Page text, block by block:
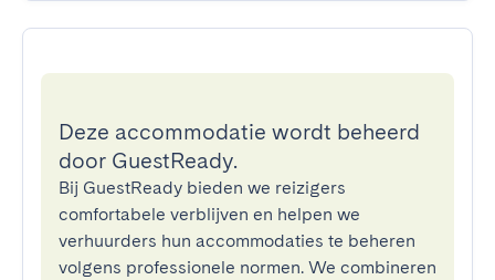
Deze accommodatie wordt beheerd
door GuestReady.
Bij GuestReady bieden we reizigers
comfortabele verblijven en helpen we
verhuurders hun accommodaties te beheren
volgens professionele normen. We combineren